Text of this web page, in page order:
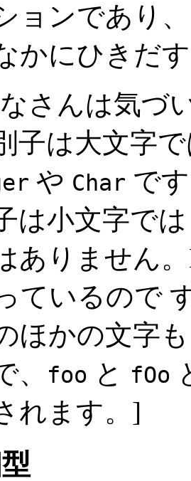
ョンであり
かにひきだ
さんは気づ
子は大文字
や Char で
は小文字で
ありません
ているので
ほかの文字
、
foo と fOo
れます。]